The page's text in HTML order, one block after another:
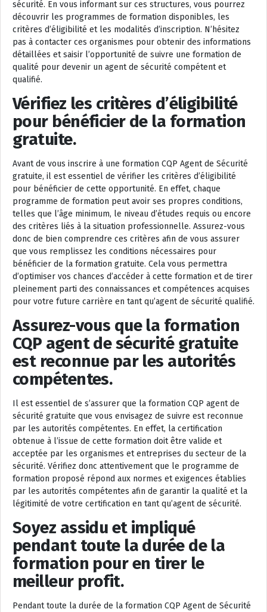
sécurité. En vous informant sur ces structures, vous pourrez
découvrir les programmes de formation disponibles, les
critères d’éligibilité et les modalités d’inscription. N’hésitez
pas à contacter ces organismes pour obtenir des informations
détaillées et saisir l’opportunité de suivre une formation de
qualité pour devenir un agent de sécurité compétent et
qualifié.
Vérifiez les critères d’éligibilité
pour bénéficier de la formation
gratuite.
Avant de vous inscrire à une formation CQP Agent de Sécurité
gratuite, il est essentiel de vérifier les critères d’éligibilité
pour bénéficier de cette opportunité. En effet, chaque
programme de formation peut avoir ses propres conditions,
telles que l’âge minimum, le niveau d’études requis ou encore
des critères liés à la situation professionnelle. Assurez-vous
donc de bien comprendre ces critères afin de vous assurer
que vous remplissez les conditions nécessaires pour
bénéficier de la formation gratuite. Cela vous permettra
d’optimiser vos chances d’accéder à cette formation et de tirer
pleinement parti des connaissances et compétences acquises
pour votre future carrière en tant qu’agent de sécurité qualifié.
Assurez-vous que la formation
CQP agent de sécurité gratuite
est reconnue par les autorités
compétentes.
Il est essentiel de s’assurer que la formation CQP agent de
sécurité gratuite que vous envisagez de suivre est reconnue
par les autorités compétentes. En effet, la certification
obtenue à l’issue de cette formation doit être valide et
acceptée par les organismes et entreprises du secteur de la
sécurité. Vérifiez donc attentivement que le programme de
formation proposé répond aux normes et exigences établies
par les autorités compétentes afin de garantir la qualité et la
légitimité de votre certification en tant qu’agent de sécurité.
Soyez assidu et impliqué
pendant toute la durée de la
formation pour en tirer le
meilleur profit.
Pendant toute la durée de la formation CQP Agent de Sécurité